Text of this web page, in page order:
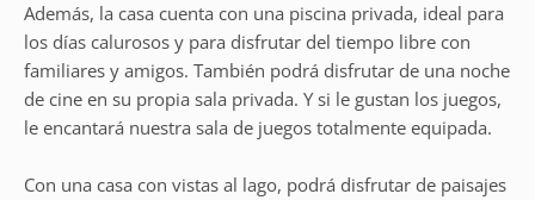
Además, la casa cuenta con una piscina privada, ideal para
los días calurosos y para disfrutar del tiempo libre con
familiares y amigos. También podrá disfrutar de una noche
de cine en su propia sala privada. Y si le gustan los juegos,
le encantará nuestra sala de juegos totalmente equipada.
Con una casa con vistas al lago, podrá disfrutar de paisajes